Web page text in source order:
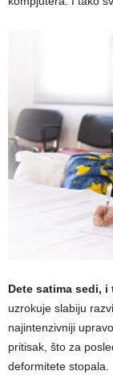
Dete satima sedi,
uzrokuje slabiju
najintenzivniji
pritisak, što za
deformitete stopala.